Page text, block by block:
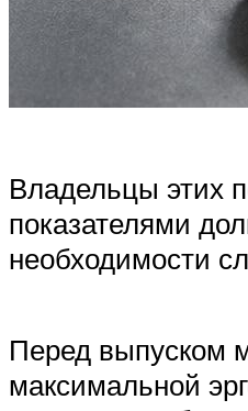
Владельцы этих
показателями
необходимости
Перед выпуском
максимальной